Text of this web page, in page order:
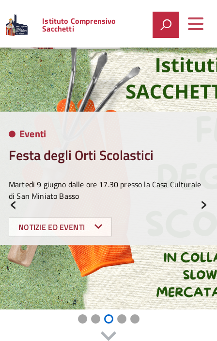
Istituto Comprensivo
Sacchetti
Eventi
Festa degli Orti Scolastici
Martedì9 giugno dalle ore 17.30 presso la Casa Culturale
di San Miniato Basso
NOTIZIE ED EVENTI
‹ ›